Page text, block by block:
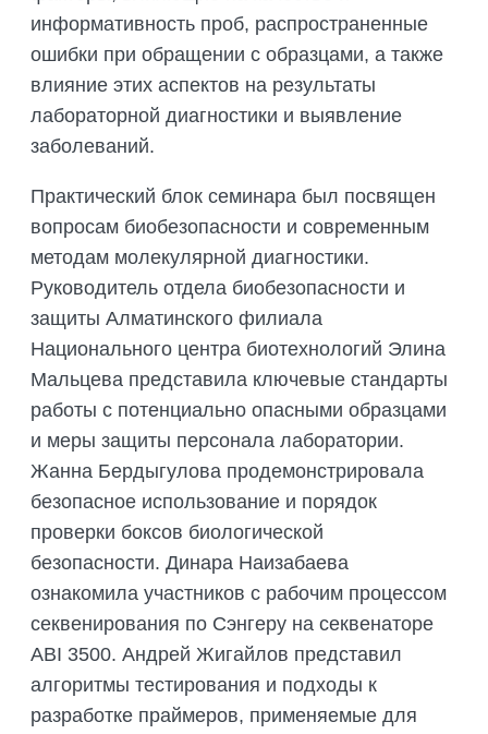
информативность проб, распространенные
ошибки при обращении с образцами, а также
влияние этих аспектов на результаты
лабораторной диагностики и выявление
заболеваний.
Практический блок семинара был посвящен
вопросам биобезопасности и современным
методам молекулярной диагностики.
Руководитель отдела биобезопасности и
защиты Алматинского филиала
Национального центра биотехнологий Элина
Мальцева представила ключевые стандарты
работы с потенциально опасными образцами
и меры защиты персонала лаборатории.
Жанна Бердыгулова продемонстрировала
безопасное использование и порядок
проверки боксов биологической
безопасности. Динара Наизабаева
ознакомила участников с рабочим процессом
секвенирования по Сэнгеру на секвенаторе
ABI 3500. Андрей Жигайлов представил
алгоритмы тестирования и подходы к
разработке праймеров, применяемые для